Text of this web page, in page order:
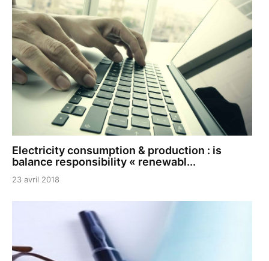
Electricity consumption & production : is
balance responsibility « renewabl...
23 avril 2018